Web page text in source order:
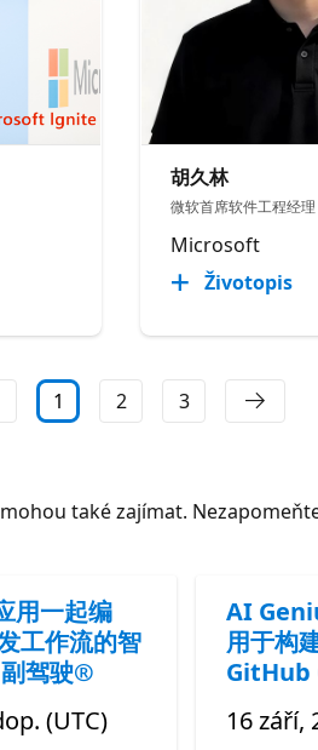
胡久林
微软首席软件工程经理
Microsoft
Životopis
1 2 3
také zajímat.
用一起编
工作流的智
驾驶®
(UTC)
AI
用于构
GitHub
16 září,